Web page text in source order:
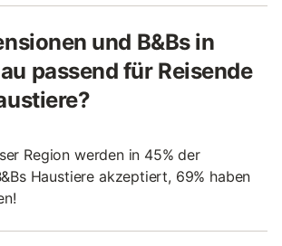
und B&Bs in
passend für Reisende
Region werden in 45% der
Haustiere akzeptiert, 69% haben